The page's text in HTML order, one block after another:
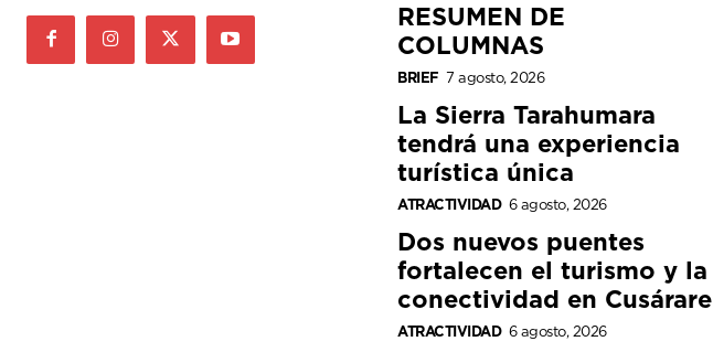
RESUMEN DE
COLUMNAS
BRIEF 7 agosto, 2026
La Sierra Tarahumara
tendrá una experiencia
turística única
ATRACTIVIDAD 6 agosto, 2026
Dos nuevos puentes
fortalecen el turismo y la
conectividad en Cusárare
ATRACTIVIDAD 6 agosto, 2026